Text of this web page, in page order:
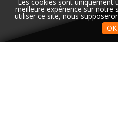
Les cookies sont uniquement
meilleure expérience sur notre
utiliser ce site, nous
OK